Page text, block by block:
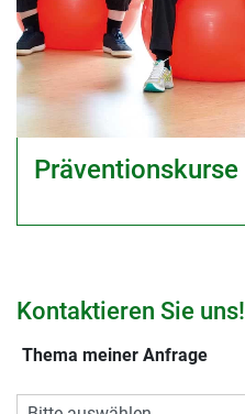
Präventionskurse
Kontaktieren Sie uns!
Thema meiner Anfrage